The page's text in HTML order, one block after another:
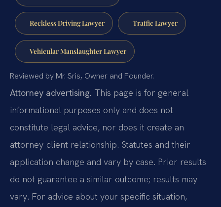
Reckless Driving Lawyer Traffic Lawyer
Vehicular Manslaughter Lawyer
Reviewed by Mr. Sris, Owner and Founder.
Attorney advertising. This page is for general
informational purposes only and does not
constitute legal advice, nor does it create an
attorney-client relationship. Statutes and their
application change and vary by case. Prior results
do not guarantee a similar outcome; results may
vary. For advice about your specific situation,